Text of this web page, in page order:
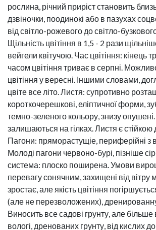
рослина, річний приріст становить
дзвіночки, поодинокі або в пазухах
від світло-рожевого до світло-
Щільність цвітіння в 1,5 - 2 рази
вейгели квітучою. Час цвітіння: кінець
часом цвітіння триває в серпні.
цвітіння у вересні. Іншими словами,
цвіте все літо. Листя: супротивно
короткочерешкові, еліптичної форми,
темно-зеленого кольору, знизу
залишаються на гілках. Листя є стійкою
Пагони: пряморастущіе, периферійні з
Молоді пагони червоно-бурі, пізніше
система: плоско поширена. Умови
перевагу сонячним, захищені від вітру
зростає, але якість цвітіння
(але не перезволожених),
Виносить все садові грунту, але більше
вологі, дренованих грунту, від кислих